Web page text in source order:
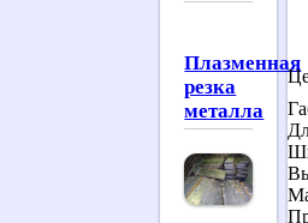
Плазменная
резка
металла